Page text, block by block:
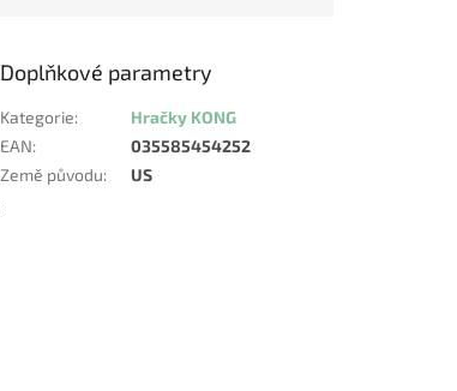
Doplňkové parametry
Kategorie:
Hračky KONG
EAN:
035585454252
Země původu: US